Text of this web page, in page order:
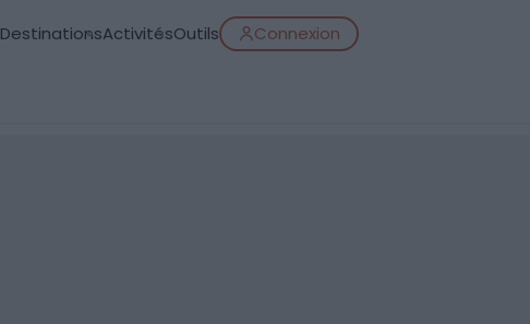
DestinationsActivitésOutils Connexion